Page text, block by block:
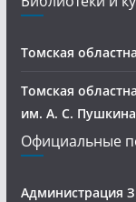
Томская
Томская
им. А. С. Пушкина
Официальные
Администрация